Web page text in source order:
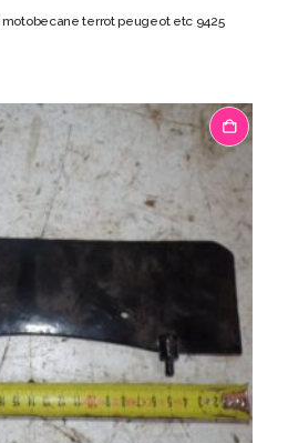
terrot peugeot etc 9425